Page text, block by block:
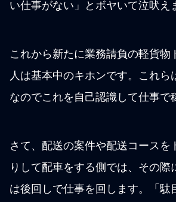
い仕事がない」とボヤいて泣吠え
これから新たに業務請負の軽貨物
人は基本中のキホンです。これら
なのでこれを自己認識して仕事で
さて、配送の案件や配送コースを
りして配車をする側では、その際
は後回しで仕事を回します。「駄